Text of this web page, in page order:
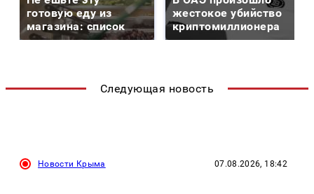
готовую еду из
магазина: список
жестокое убийство
криптомиллионера
Следующая новость
Новости Крыма 07.08.2026, 18:42